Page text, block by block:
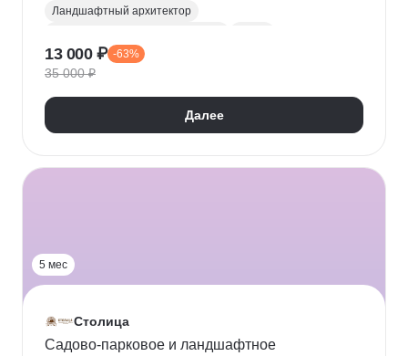
«Ландшафтный архитектор»
Ландшафтный архитектор
Ландшафтный дизайн
SketchUp
Цветоводство
Дендрология
Инженерная подготовка территории
13 000 ₽ -63%
35 000 ₽
Далее
5 мес
Столица
Садово-парковое и ландшафтное